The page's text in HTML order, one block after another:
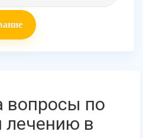
вопросы по
лечению в